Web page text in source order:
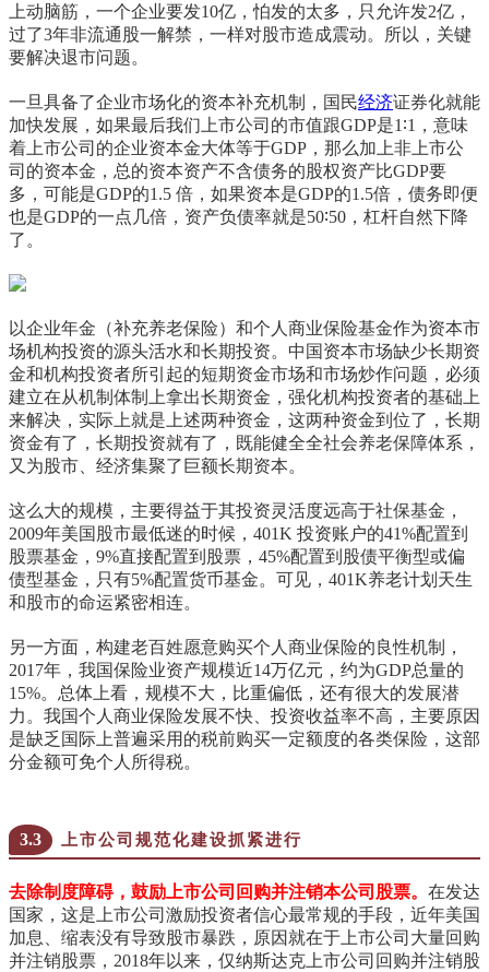
上动脑筋，一个企业要发10亿，怕发的太多，只允许发2亿，
过了3年非流通股一解禁，一样对股市造成震动。所以，关键
要解决退市问题。
一旦具备了企业市场化的资本补充机制，国民经济证券化就能
加快发展，如果最后我们上市公司的市值跟GDP是1 ∶1 ，意味
着上市公司的企业资本金大体等于GDP ，那么加上非上市公
司的资本金，总的资本资产不含债务的股权资产比GDP要
多，可能是GDP的1.5 倍，如果资本是GDP的1.5倍，债务即便
也是GDP的一点几倍，资产负债率就是50∶50 ，杠杆自然下降
了。
以企业年金（补充养老保险）和个人商业保险基金作为资本市
场机构投资的源头活水和长期投资。中国资本市场缺少长期资
金和机构投资者所引起的短期资金市场和市场炒作问题，必须
建立在从机制体制上拿出长期资金，强化机构投资者的基础上
来解决，实际上就是上述两种资金，这两种资金到位了，长期
资金有了，长期投资就有了，既能健全全社会养老保障体系，
又为股市、经济集聚了巨额长期资本。
这么大的规模，主要得益于其投资灵活度远高于社保基金，
2009年美国股市最低迷的时候， 401K 投资账户的41%配置到
股票基金， 9%直接配置到股票， 45%配置到股债平衡型或偏
债型基金，只有5%配置货币基金。可见， 401K养老计划天生
和股市的命运紧密相连。
另一方面，构建老百姓愿意购买个人商业保险的良性机制，
2017年，我国保险业资产规模近14万亿元，约为GDP总量的
15%。总体上看，规模不大，比重偏低，还有很大的发展潜
力。我国个人商业保险发展不快、投资收益率不高，主要原因
是缺乏国际上普遍采用的税前购买一定额度的各类保险，这部
分金额可免个人所得税。
3.3 上市公司规范化建设抓紧进行
去除制度障碍，鼓励上市公司回购并注销本公司股票。 在发达
国家，这是上市公司激励投资者信心最常规的手段，近年美国
加息、缩表没有导致股市暴跌，原因就在于上市公司大量回购
并注销股票， 2018年以来，仅纳斯达克上市公司回购并注销股